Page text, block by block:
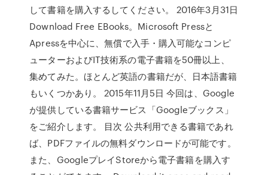
して書籍を購入するしてください。 2016年3月31日
Download Free EBooks。Microsoft Pressと
Apressを中心に、無償で入手・購入可能なコンピ
ューターおよびIT技術系の電子書籍を50冊以上、
集めてみた。ほとんど英語の書籍だが、日本語書籍
もいくつかあり。 2015年11月5日 今回は、Google
が提供している書籍サービス「Googleブックス」
をご紹介します。 目次 公共利用できる書籍であれ
ば、PDFファイルの無料ダウンロードが可能です。
また、GoogleプレイStoreから電子書籍を購入す